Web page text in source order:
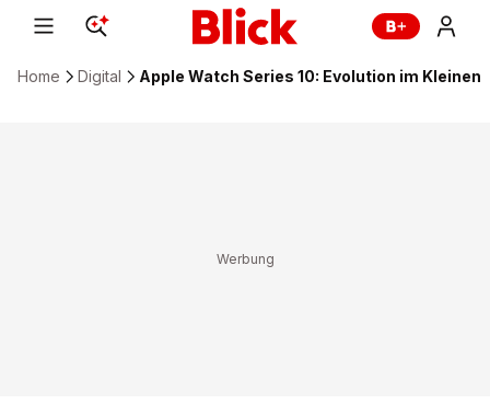
Home Digital Apple Watch Series 10: Evolution im Kleinen